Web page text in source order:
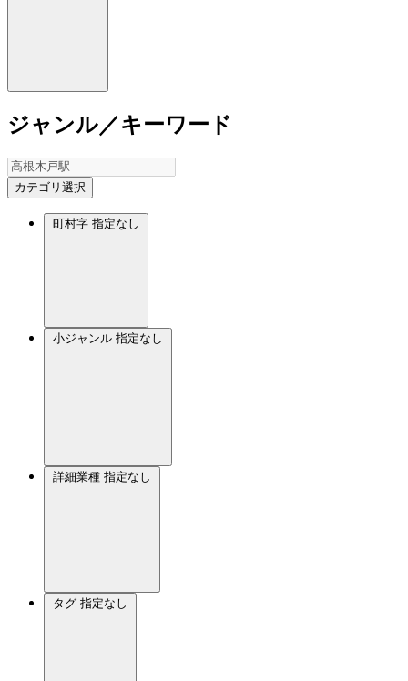
ジャンル／キーワード
カテゴリ選択
町村字 指定なし
小ジャンル 指定なし
詳細業種 指定なし
タグ 指定なし